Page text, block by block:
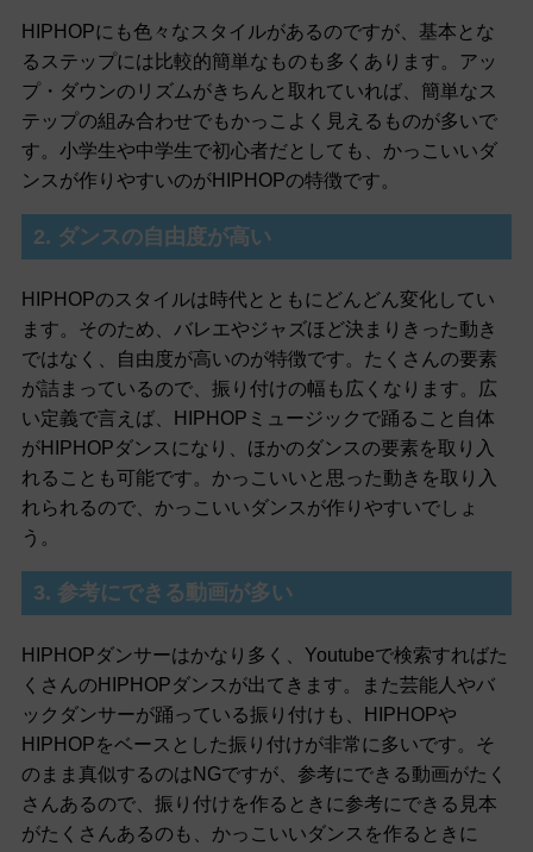
HIPHOPにも色々なスタイルがあるのですが、基本とな
るステップには比較的簡単なものも多くあります。アッ
プ・ダウンのリズムがきちんと取れていれば、簡単なス
テップの組み合わせでもかっこよく見えるものが多いで
す。小学生や中学生で初心者だとしても、かっこいいダ
ンスが作りやすいのがHIPHOPの特徴です。
2. ダンスの自由度が高い
HIPHOPのスタイルは時代とともにどんどん変化してい
ます。そのため、バレエやジャズほど決まりきった動き
ではなく、自由度が高いのが特徴です。たくさんの要素
が詰まっているので、振り付けの幅も広くなります。広
い定義で言えば、HIPHOPミュージックで踊ること自体
がHIPHOPダンスになり、ほかのダンスの要素を取り入
れることも可能です。かっこいいと思った動きを取り入
れられるので、かっこいいダンスが作りやすいでしょ
う。
3. 参考にできる動画が多い
HIPHOPダンサーはかなり多く、Youtubeで検索すればた
くさんのHIPHOPダンスが出てきます。また芸能人やバ
ックダンサーが踊っている振り付けも、HIPHOPや
HIPHOPをベースとした振り付けが非常に多いです。そ
のまま真似するのはNGですが、参考にできる動画がたく
さんあるので、振り付けを作るときに参考にできる見本
がたくさんあるのも、かっこいいダンスを作るときに